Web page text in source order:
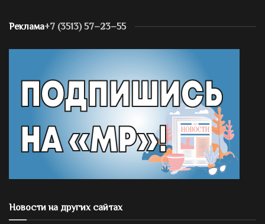
Реклама+7 (3513) 57–23–55
Новости на других сайтах